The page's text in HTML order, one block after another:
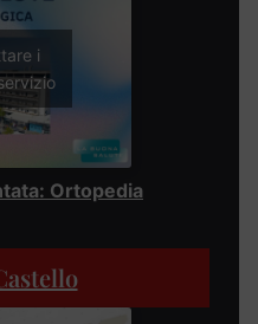
i
Ortopedia